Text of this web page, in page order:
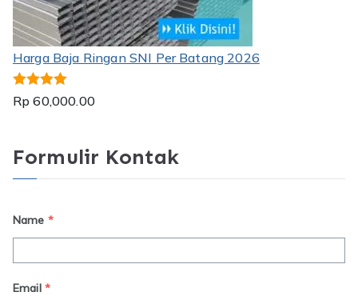
Harga Baja Ringan SNI Per Batang 2026
Dinilai5.00
Rp 60,000.00
Formulir Kontak
Name *
Email *